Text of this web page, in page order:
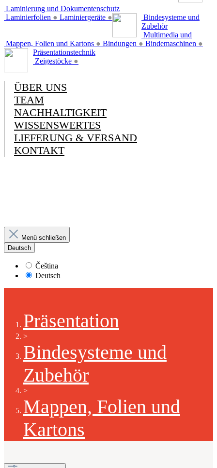
Laminierung und Dokumentenschutz
Laminierfolien ● Laminiergeräte ●
Bindesysteme und
Zubehör
Mappen, Folien und Kartons ● Bindungen ● Bindemaschinen ●
Multimedia und
Präsentationstechnik
Zeigestöcke ●
ÜBER UNS
TEAM
NACHHALTIGKEIT
WISSENSWERTES
LIEFERUNG & VERSAND
KONTAKT
Menü schließen
Deutsch
Čeština
Deutsch
Präsentation
>
Bindesysteme und
Zubehör
>
Mappen, Folien und
Kartons